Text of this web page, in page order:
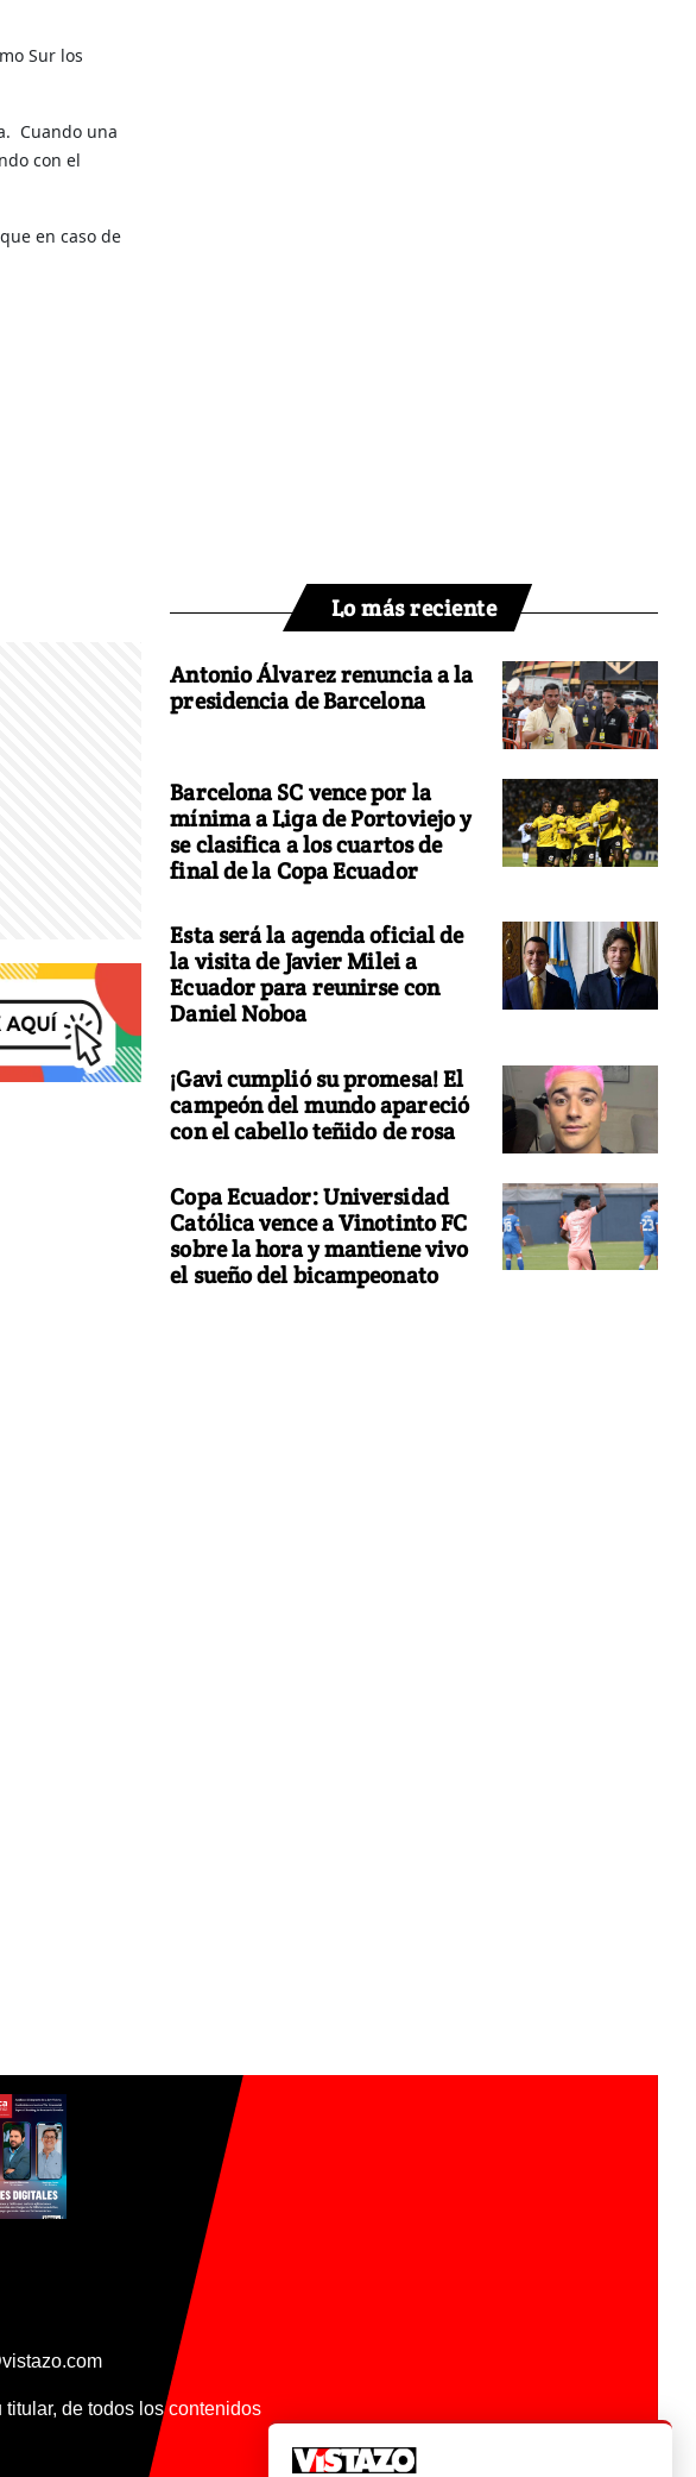
Sur los
Cuando una
con el
en caso de
Lo más reciente
Antonio Álvarez renuncia a la
presidencia de Barcelona
Barcelona SC vence por la
mínima a Liga de Portoviejo y
se clasifica a los cuartos de
final de la Copa Ecuador
Esta será la agenda oficial de
la visita de Javier Milei a
Ecuador para reunirse con
Daniel Noboa
¡Gavi cumplió su promesa! El
campeón del mundo apareció
con el cabello teñido de rosa
Copa Ecuador: Universidad
Católica vence a Vinotinto FC
sobre la hora y mantiene vivo
el sueño del bicampeonato
de todos los contenidos